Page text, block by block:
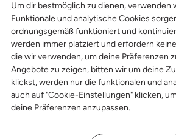
Um dir bestmöglich zu dienen, verwenden
Funktionale und analytische Cookies
ordnungsgemäß funktioniert und
werden immer platziert und erfordern
die wir verwenden, um deine Präferenzen
Angebote zu zeigen, bitten wir um deine
klickst, werden nur die funktionalen und
auch auf "Cookie-Einstellungen" klicken,
deine Präferenzen anzupassen.
-50%
Lil' Atelier
Wide jeans
€ 36,99 € 17,99